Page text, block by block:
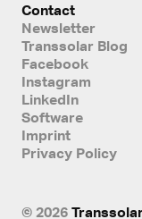
Contact
Newsletter
Transsolar Blog
Facebook
Instagram
LinkedIn
Software
Imprint
Privacy Policy
© 2026